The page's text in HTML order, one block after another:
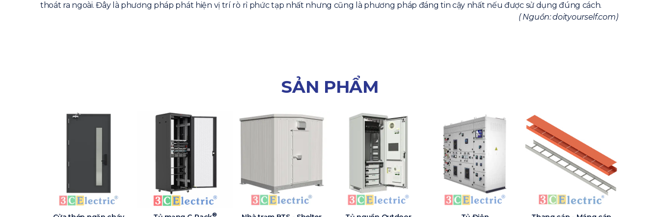
thoát ra ngoài. Đây là phương pháp phát hiện vị trí rò rỉ phức tạp nhất nhưng cũng là phương pháp đáng tin cậy nhất nếu được sử dụng đúng cách.
( Nguồn: doityourself.com)
SẢN PHẨM
®